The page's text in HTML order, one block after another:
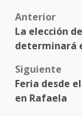
Post
Anterior
La elección
determinará
Siguiente
Feria desde
en Rafaela